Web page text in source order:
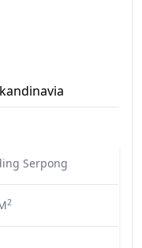
Serpong
2